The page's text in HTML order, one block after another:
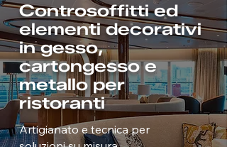
Controsoffitti ed
elementi decorativi
in gesso,
cartongesso e
metallo per
ristoranti
Artigianato e tecnica per